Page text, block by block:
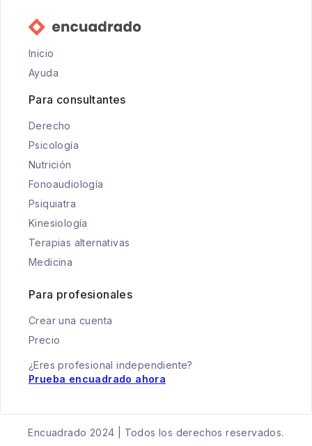
Inicio
Ayuda
Para consultantes
Derecho
Psicología
Nutrición
Fonoaudiología
Psiquiatra
Kinesiología
Terapias alternativas
Medicina
Para profesionales
Crear una cuenta
Precio
¿Eres profesional independiente?
Prueba encuadrado ahora
Encuadrado 2024 | Todos los derechos reservados.